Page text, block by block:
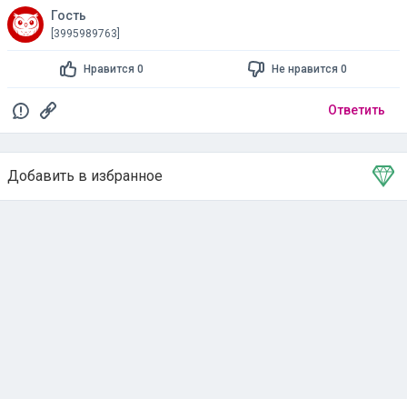
Гость
[3995989763]
Нравится 0 Не нравится 0
Ответить
Добавить в избранное
Тема в избранном